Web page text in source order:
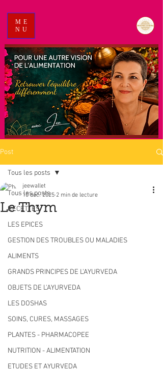
ME
NU
Post
Tous les posts
RECETTES
LES EPICES
GESTION DES TROUBLES OU MALADIES
ALIMENTS
GRANDS PRINCIPES DE L'AYURVEDA
OBJETS DE L'AYURVEDA
LES DOSHAS
SOINS, CURES, MASSAGES
PLANTES - PHARMACOPEE
NUTRITION - ALIMENTATION
ETUDES ET AYURVEDA
Tous les posts
Le Thym
jeewallet
10 déc. 2025 2 min de lecture